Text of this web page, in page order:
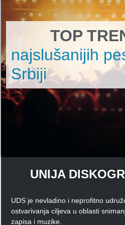
TOP
najslušanijih
Srbiji
UNIJA
UDS je nevladino i neprofitno
ostvarivanja ciljeva u oblasti
zapisa i muzike.